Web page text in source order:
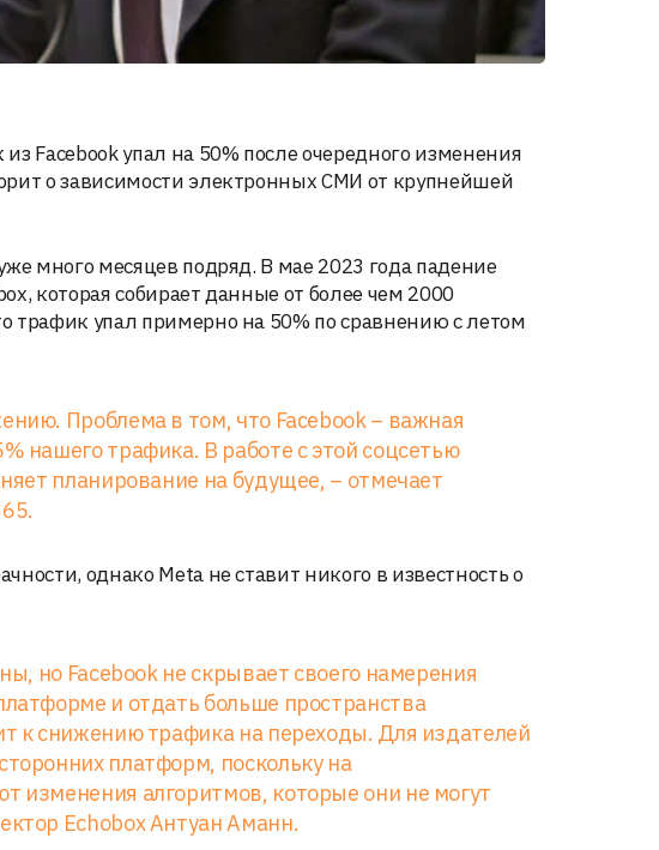
Facebook упал на 50% после очередного изменения
о зависимости электронных СМИ от крупнейшей
много месяцев подряд. В мае 2023 года падение
которая собирает данные от более чем 2000
упал примерно на 50% по сравнению с летом
Проблема в том, что Facebook – важная
нашего трафика. В работе с этой соцсетью
планирование на будущее, – отмечает
однако Meta не ставит никого в известность о
но Facebook не скрывает своего намерения
и отдать больше пространства
к снижению трафика на переходы. Для издателей
платформ, поскольку на
изменения алгоритмов, которые они не могут
Echobox Антуан Аманн.